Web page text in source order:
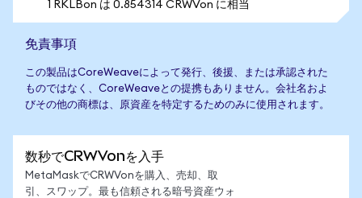
1 RKLBon は 0.854314 CRWVon に相当
免責事項
この製品はCoreWeaveによって発行、後援、または承認された
ものではなく、CoreWeaveとの提携もありません。会社名およ
びその他の商標は、原資産を特定するためのみに使用されます。
数秒でCRWVonを入手
MetaMaskでCRWVonを購入、売却、取
引、スワップ。最も信頼される暗号資産ウォ